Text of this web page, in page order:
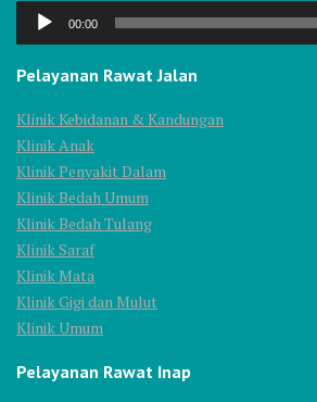
Audio
00:00
Pelayanan Rawat Jalan
Klinik Kebidanan & Kandungan
Klinik Anak
Klinik Penyakit Dalam
Klinik Bedah Umum
Klinik Bedah Tulang
Klinik Saraf
Klinik Mata
Klinik Gigi dan Mulut
Klinik Umum
Pelayanan Rawat Inap